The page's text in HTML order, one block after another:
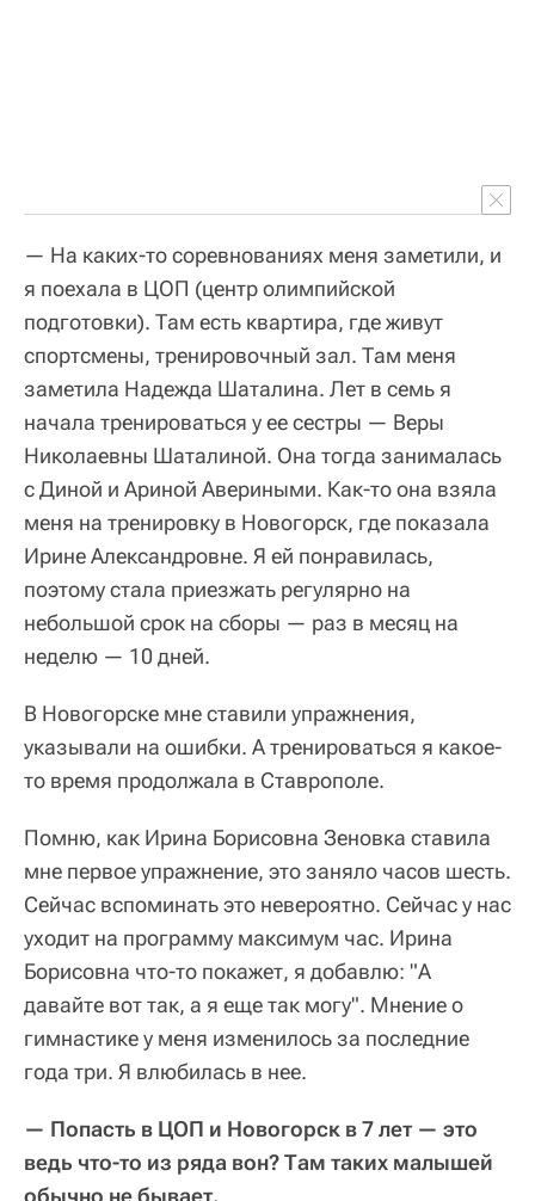
— На каких-то соревнованиях меня заметили, и
я поехала в ЦОП (центр олимпийской
подготовки). Там есть квартира, где живут
спортсмены, тренировочный зал. Там меня
заметила Надежда Шаталина. Лет в семь я
начала тренироваться у ее сестры — Веры
Николаевны Шаталиной. Она тогда занималась
с Диной и Ариной Авериными. Как-то она взяла
меня на тренировку в Новогорск, где показала
Ирине Александровне. Я ей понравилась,
поэтому стала приезжать регулярно на
небольшой срок на сборы — раз в месяц на
неделю — 10 дней.
В Новогорске мне ставили упражнения,
указывали на ошибки. А тренироваться я какое-
то время продолжала в Ставрополе.
Помню, как Ирина Борисовна Зеновка ставила
мне первое упражнение, это заняло часов шесть.
Сейчас вспоминать это невероятно. Сейчас у нас
уходит на программу максимум час. Ирина
Борисовна что-то покажет, я добавлю: "А
давайте вот так, а я еще так могу". Мнение о
гимнастике у меня изменилось за последние
года три. Я влюбилась в нее.
— Попасть в ЦОП и Новогорск в 7 лет — это
ведь что-то из ряда вон? Там таких малышей
обычно не бывает.